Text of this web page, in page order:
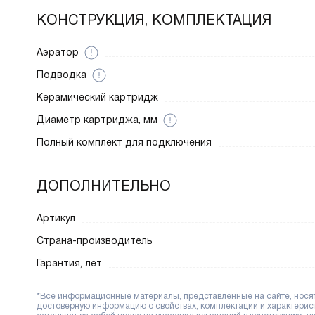
КОНСТРУКЦИЯ, КОМПЛЕКТАЦИЯ
Аэратор
Подводка
Керамический картридж
Диаметр картриджа, мм
Полный комплект для подключения
ДОПОЛНИТЕЛЬНО
Артикул
Страна-производитель
Гарантия, лет
*Все информационные материалы, представленные на сайте,
достоверную информацию о свойствах, комплектации и